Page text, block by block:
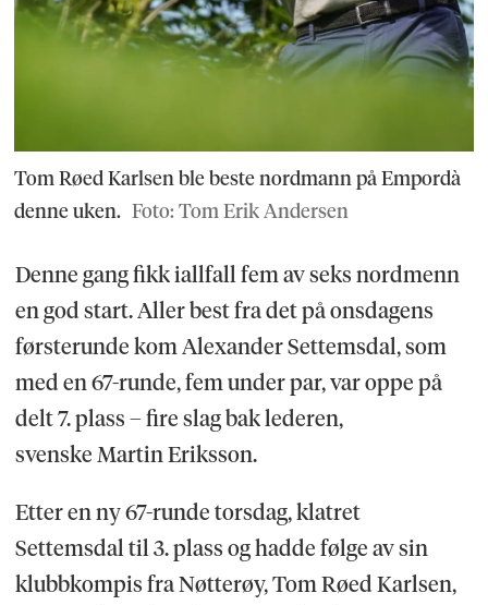
Tom Røed Karlsen ble beste nordmann på Empordà
denne uken. Foto: Tom Erik Andersen
Denne gang fikk iallfall fem av seks nordmenn
en god start. Aller best fra det på onsdagens
førsterunde kom Alexander Settemsdal, som
med en 67-runde, fem under par, var oppe på
delt 7. plass – fire slag bak lederen,
svenske Martin Eriksson.
Etter en ny 67-runde torsdag, klatret
Settemsdal til 3. plass og hadde følge av sin
klubbkompis fra Nøtterøy, Tom Røed Karlsen,